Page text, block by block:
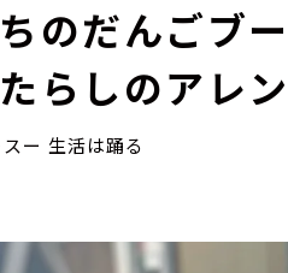
のだんごブ
らしのアレ
スー 生活は踊る